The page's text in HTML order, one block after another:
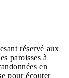
réservé aux
paroisses à
en
pour écouter